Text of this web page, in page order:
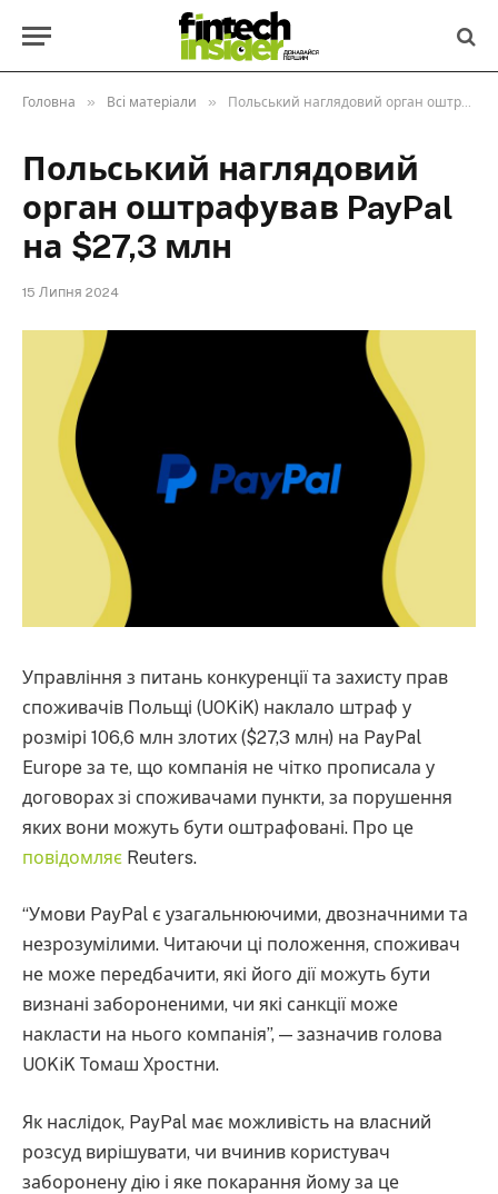
Головна » Всі матеріали » Польський наглядовий орган оштрафував PayPal на $27,3 млн
Польський наглядовий
орган оштрафував PayPal
на $27,3 млн
15 Липня 2024
Управління з питань конкуренції та захисту прав
споживачів Польщі (UOKiK) наклало штраф у
розмірі 106,6 млн злотих ($27,3 млн) на PayPal
Europe за те, що компанія не чітко прописала у
договорах зі споживачами пункти, за порушення
яких вони можуть бути оштрафовані. Про це
повідомляє Reuters.
“Умови PayPal є узагальнюючими, двозначними та
незрозумілими. Читаючи ці положення, споживач
не може передбачити, які його дії можуть бути
визнані забороненими, чи які санкції може
накласти на нього компанія”, — зазначив голова
UOKiK Томаш Хростни.
Як наслідок, PayPal має можливість на власний
розсуд вирішувати, чи вчинив користувач
заборонену дію і яке покарання йому за це